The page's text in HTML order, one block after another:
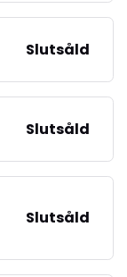
Slutsåld
Slutsåld
Slutsåld